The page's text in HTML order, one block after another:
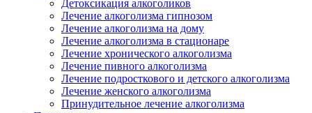
Детоксикация алкоголиков
Лечение алкоголизма гипнозом
Лечение алкоголизма на дому
Лечение алкоголизма в стационаре
Лечение хронического алкоголизма
Лечение пивного алкоголизма
Лечение подросткового и детского алкоголизма
Лечение женского алкоголизма
Принудительное лечение алкоголизма